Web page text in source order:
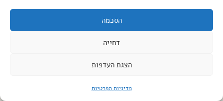
הסכמה
דחייה
הצגת העדפות
מדיניות הפרטיות
הצהרת נגישות